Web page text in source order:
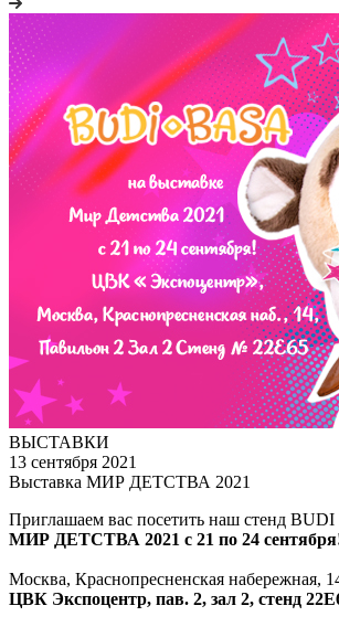
ВЫСТАВКИ
13 сентября 2021
Выставка МИР ДЕТСТВА 2021
Приглашаем вас посетить наш стенд
МИР ДЕТСТВА 2021 с 21 по 24
Москва, Краснопресненская набережная,
ЦВК Экспоцентр, пав. 2, зал 2, стенд